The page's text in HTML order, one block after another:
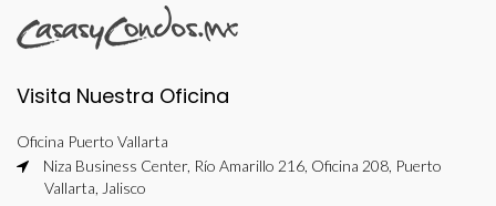
Visita Nuestra Oficina
Oficina Puerto Vallarta
Niza Business Center, Río Amarillo 216, Oficina 208, Puerto
Vallarta, Jalisco